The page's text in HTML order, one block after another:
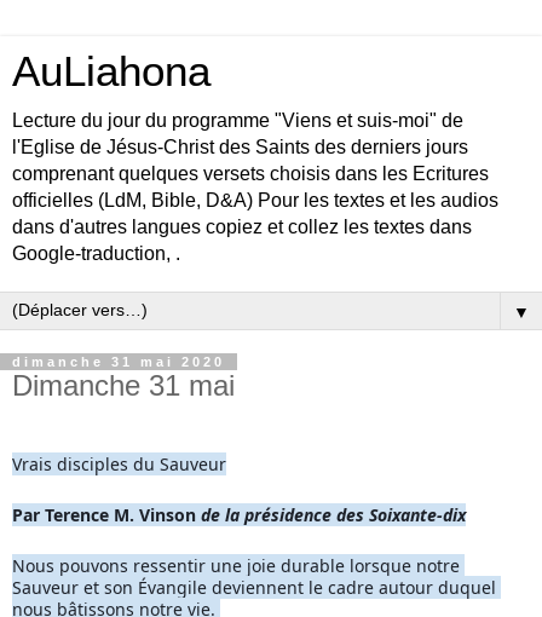
AuLiahona
Lecture du jour du programme "Viens et suis-moi" de
l'Eglise de Jésus-Christ des Saints des derniers jours
comprenant quelques versets choisis dans les Ecritures
officielles (LdM, Bible, D&A) Pour les textes et les audios
dans d'autres langues copiez et collez les textes dans
Google-traduction, .
▼
dimanche 31 mai 2020
Dimanche 31 mai
Vrais disciples du Sauveur
Par Terence M. Vinson de la présidence des Soixante-dix
Nous pouvons ressentir une joie durable lorsque notre
Sauveur et son Évangile deviennent le cadre autour duquel